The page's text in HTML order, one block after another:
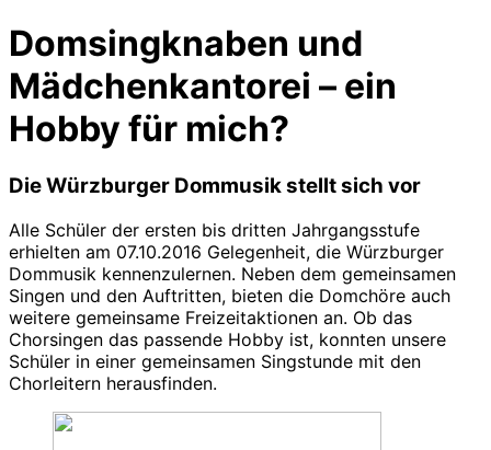
Domsingknaben und
Mädchenkantorei – ein
Hobby für mich?
Die Würzburger Dommusik stellt sich vor
Alle Schüler der ersten bis dritten Jahrgangsstufe
erhielten am 07.10.2016 Gelegenheit, die Würzburger
Dommusik kennenzulernen. Neben dem gemeinsamen
Singen und den Auftritten, bieten die Domchöre auch
weitere gemeinsame Freizeitaktionen an. Ob das
Chorsingen das passende Hobby ist, konnten unsere
Schüler in einer gemeinsamen Singstunde mit den
Chorleitern herausfinden.